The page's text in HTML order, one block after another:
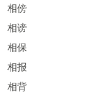
相傍
相谤
相保
相报
相背